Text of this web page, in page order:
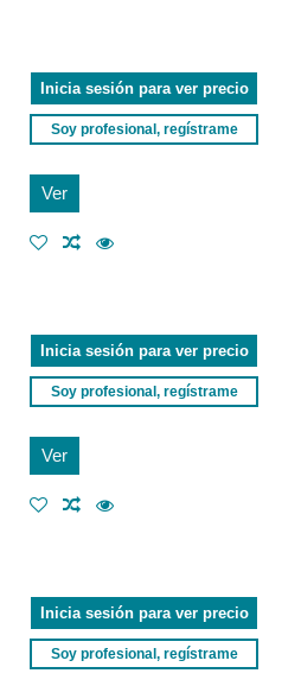
Inicia sesión para ver precio
Soy profesional, regístrame
Ver
Inicia sesión para ver precio
Soy profesional, regístrame
Ver
Inicia sesión para ver precio
Soy profesional, regístrame